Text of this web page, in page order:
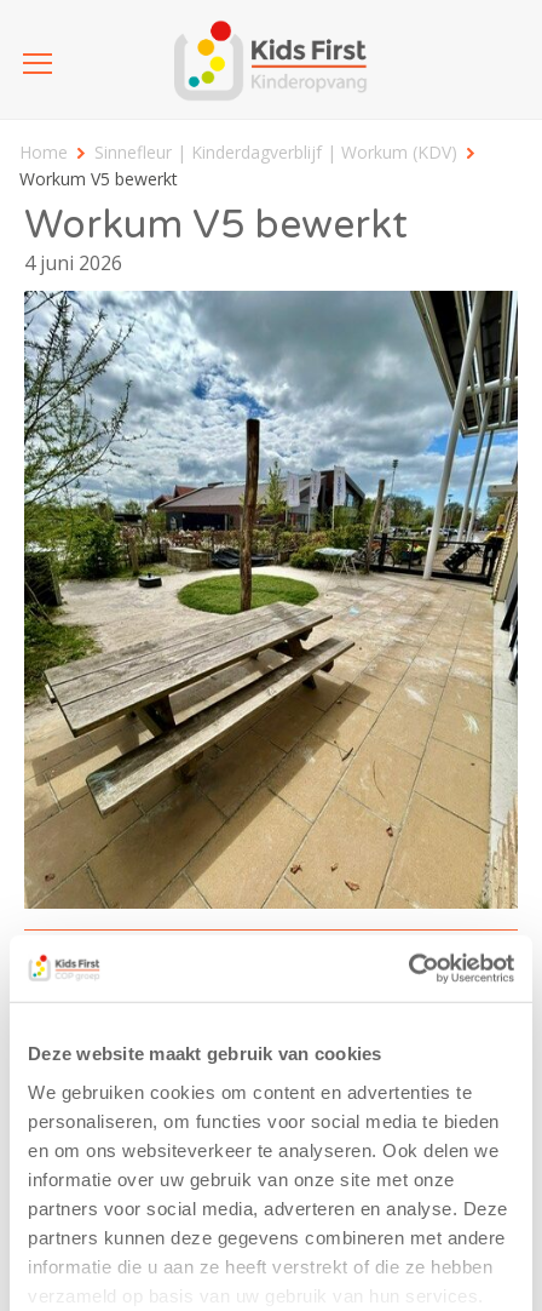
Deze website maakt gebruik van cookies
We gebruiken cookies om content en advertenties te
personaliseren, om functies voor social media te bieden
en om ons websiteverkeer te analyseren. Ook delen we
informatie over uw gebruik van onze site met onze
partners voor social media, adverteren en analyse. Deze
partners kunnen deze gegevens combineren met andere
informatie die u aan ze heeft verstrekt of die ze hebben
verzameld op basis van uw gebruik van hun services.
Home
Sinnefleur | Kinderdagverblijf | Workum (KDV)
Workum V5 bewerkt
Workum V5 bewerkt
4 juni 2026
Gerelateerde berichten
Kinderen BSO
De
Kids First
tekent